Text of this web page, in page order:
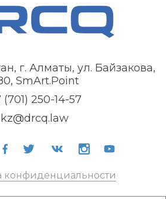
г. Алматы, ул. Байзакова,
SmArt.Point
(701) 250-14-57
kz@drcq.law
конфиденциальности